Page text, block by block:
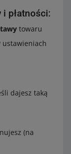
płatności:
towaru
ustawieniach
dajesz taką
(na